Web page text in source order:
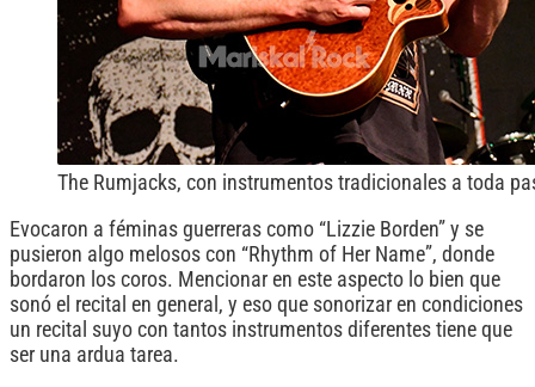
The Rumjacks, con instrumentos tradicionales a toda
Evocaron a féminas guerreras como “Lizzie Borden” y se
pusieron algo melosos con “Rhythm of Her Name”, donde
bordaron los coros. Mencionar en este aspecto lo bien que
sonó el recital en general, y eso que sonorizar en condiciones
un recital suyo con tantos instrumentos diferentes tiene que
ser una ardua tarea.